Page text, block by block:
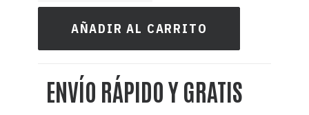
cliente
UVA
DESTILERÍA
AÑADIR AL CARRITO
ENVÍO RÁPIDO Y GRATIS